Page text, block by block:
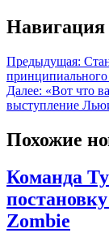
Навигация
Предыдущая:
Далее: «Вот что
выступление
Похожие
Команда
Zombie